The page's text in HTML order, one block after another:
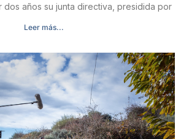
dos años su junta directiva, presidida por
Leer más...